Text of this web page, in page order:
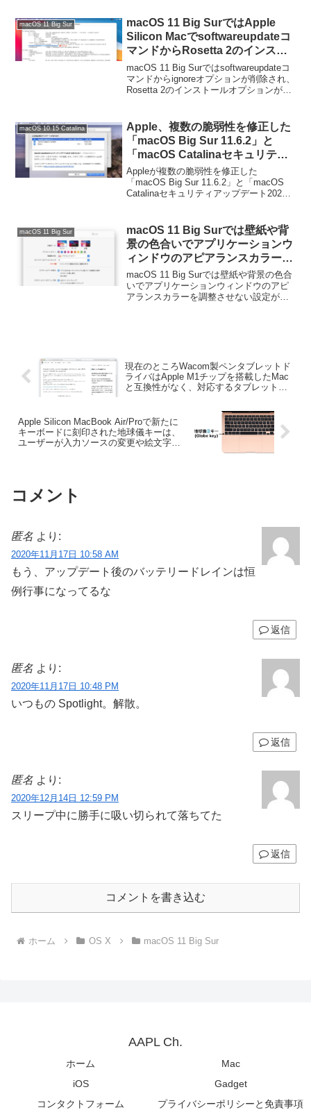
macOS 11 Big Sur
macOS 11 Big SurではApple
Silicon Macでsoftwareupdateコ
マンドからRosetta 2のインスト
ールが可能になり、ignoreオプシ
ョンが廃止。
macOS 11 Big Surではsoftwareupdateコ
マンドからignoreオプションが削除され、
Rosetta 2のインストールオプションが追
macOS 10.15 Catalina
Apple、複数の脆弱性を修正した
「macOS Big Sur 11.6.2」と
「macOS Catalinaセキュリティ
アップデート2021-008」をリリ
ース。
Appleが複数の脆弱性を修正した
「macOS Big Sur 11.6.2」と「macOS
Catalinaセキュリティアップデート2021-
macOS 11 Big Sur
macOS 11 Big Surでは壁紙や背
景の色合いでアプリケーションウ
ィンドウのアピアランスカラーを
調整させない設定が可能に。
macOS 11 Big Surでは壁紙や背景の色合
いでアプリケーションウィンドウのアピ
アランスカラーを調整させない設定が可
現在のところWacom製ペンタブレットド
ライバはApple M1チップを搭載したMac
と互換性がなく、対応するタブレットド
Apple Silicon MacBook Air/Proで新たに
キーボードに刻印された地球儀キーは、
ユーザーが入力ソースの変更や絵文字の
コメント
匿名 より:
2020年11月17日 10:58 AM
もう、アップデート後のバッテリードレインは恒
例行事になってるな
返信
匿名 より:
2020年11月17日 10:48 PM
いつもの Spotlight。解散。
返信
匿名 より:
2020年12月14日 12:59 PM
スリープ中に勝手に吸い切られて落ちてた
返信
コメントを書き込む
ホーム OS X macOS 11 Big Sur
AAPL Ch.
ホーム
Mac
iOS
Gadget
コンタクトフォーム
プライバシーポリシーと免責事項